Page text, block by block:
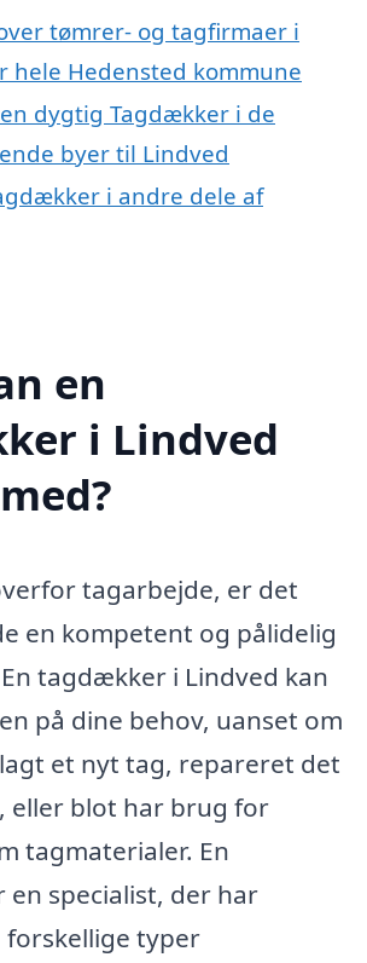
tømrer- og tagfirmaer i
hele Hedensted kommune
dygtig Tagdækker i de
byer til Lindved
i andre dele af
en
i Lindved
tagarbejde, er det
en kompetent og pålidelig
tagdækker i Lindved kan
på dine behov, uanset om
et nyt tag, repareret det
eller blot har brug for
tagmaterialer. En
specialist, der har
typer